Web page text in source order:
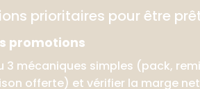
prioritaires pour être
promotions
3 mécaniques simples (pack,
offerte) et vérifier la marge